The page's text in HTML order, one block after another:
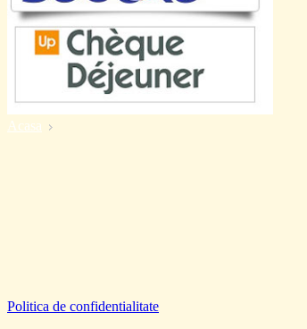
Acasa
Politica de confidentialitate